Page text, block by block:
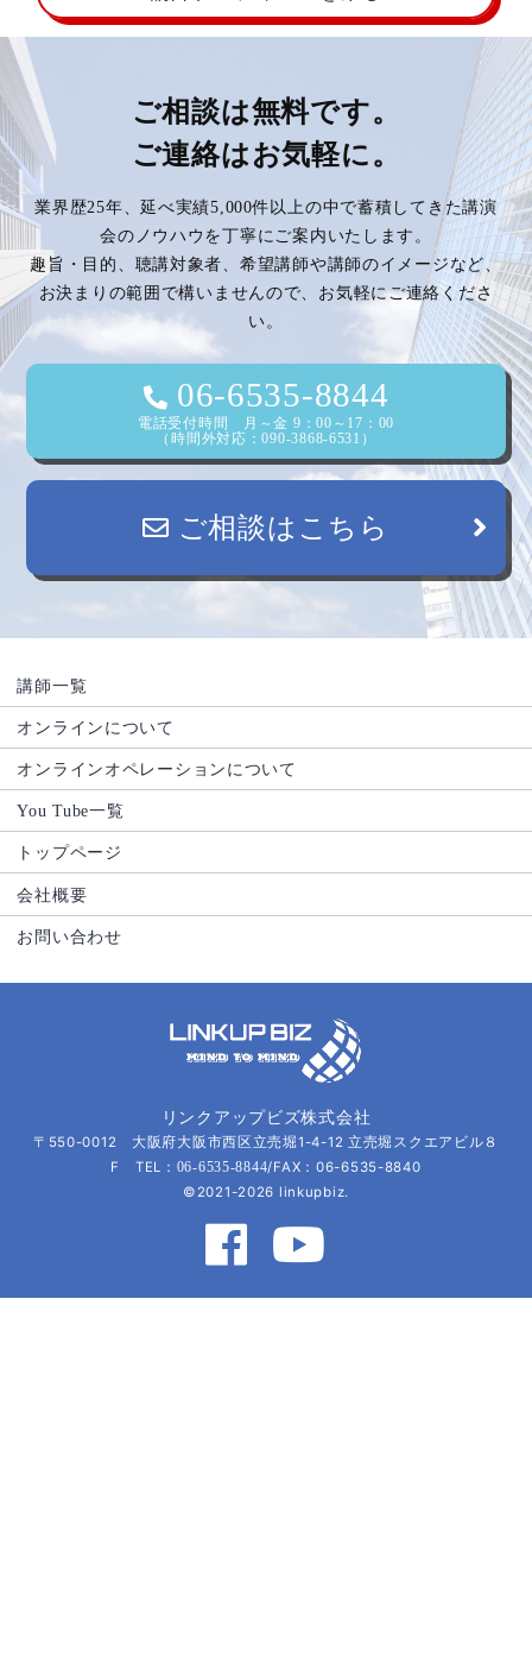
ご相談は無料です。
ご連絡はお気軽に。
業界歴25年、延べ実績5,000件以上の中で蓄積してきた講演
会のノウハウを丁寧にご案内いたします。
趣旨・目的、聴講対象者、希望講師や講師のイメージなど、
お決まりの範囲で構いませんので、お気軽にご連絡くださ
い。
06-6535-8844
電話受付時間 月～金 9：00～17：00
（時間外対応：090-3868-6531）
ご相談はこちら
講師一覧
オンラインについて
オンラインオペレーションについて
You Tube一覧
トップページ
会社概要
お問い合わせ
リンクアップビズ株式会社
〒550-0012 大阪府大阪市西区立売堀1-4-12 立売堀スクエアビル８
F TEL： 06-6535-8844/FAX：06-6535-8840
©2021-2026 linkupbiz.